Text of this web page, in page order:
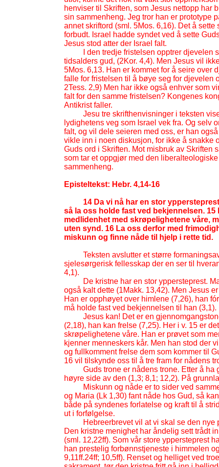
henviser til Skriften, som Jesus nettopp har
sin sammenheng. Jeg tror han er prototype
annet skriftord (sml. 5Mos. 6,16). Det å
forbudt. Israel hadde syndet ved å sette
Jesus stod atter der Israel falt.
I den tredje fristelsen opptrer
tidsalders gud, (2Kor. 4,4). Men Jesus vil
5Mos. 6,13. Han er kommet for å seire over
falle for fristelsen til å bøye seg for djevelen
2Tess. 2,9) Men har ikke også enhver som
falt for den samme fristelsen? Kongenes
Antikrist faller.
Jesu tre skrifthenvisninger i teksten
lydighetens veg som Israel vek fra. Og selv
falt, og vil dele seieren med oss, er han
vikle inn i noen diskusjon, for ikke å snakke
Guds ord i Skriften. Mot misbruk av Skriften
som tar et oppgjør med den
sammenheng.
Episteltekst: Hebr. 4,14-16
14 Da vi nå har en stor
så la oss holde fast ved bekjennelsen.
medlidenhet med skrøpelighetene våre,
uten synd. 16 La oss derfor med
miskunn og finne nåde til hjelp i rette tid.
Teksten avslutter et større
sjelesørgerisk fellesskap der en ser til
4,1).
De kristne har en stor yppersteprest.
også kalt dette (1Makk. 13,42). Men Jesus
Han er opphøyet over himlene (7,26), han
må holde fast ved bekjennelsen til han (3,1).
Jesus kan! Det er en
(2,18), han kan frelse (7,25). Her i v. 15 er
skrøpelighetene våre. Han er prøvet som
kjenner menneskers kår. Men han stod der
og fullkomment frelse dem som kommer til
16 vil tilskynde oss til å tre fram for nådens
Guds trone er nådens trone. Etter å
høyre side av den (1,3; 8,1; 12,2). På
Miskunn og nåde er to sider ved
og Maria (Lk 1,30) fant nåde hos Gud, så
både på syndenes forlatelse og kraft til å
ut i forfølgelse.
Hebreerbrevet vil at vi skal se den
Den kristne menighet har åndelig sett trådt
(sml. 12,22ff). Som vår store yppersteprest
han prestelig forbønnstjeneste i himmelen
9,11ff.24ff; 10,5ff). Renset og helliget ved